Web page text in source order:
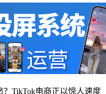
TikTok电商正以惊人速度